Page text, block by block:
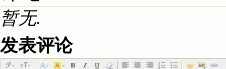
暂无.
发表评论